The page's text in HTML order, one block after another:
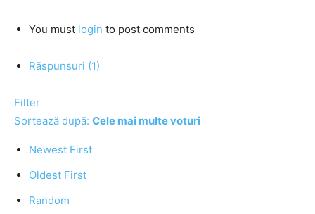
You must login to post comments
Răspunsuri (1)
Filter
Sortează după: Cele mai multe voturi
Newest First
Oldest First
Random